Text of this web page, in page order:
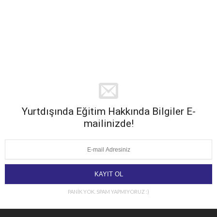
Yurtdışında Eğitim Hakkında Bilgiler E-
mailinizde!
PANİK YOK. SPAM YAPMIYORUZ :)